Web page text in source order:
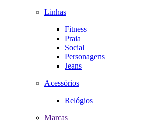
Linhas
Fitness
Praia
Social
Personagens
Jeans
Acessórios
Relógios
Marcas